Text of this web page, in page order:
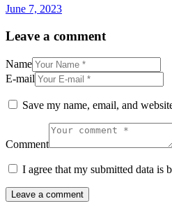
June 7, 2023
Leave a comment
Name
E-mail
Save my name, email, and
Comment
I agree that my submitted data is